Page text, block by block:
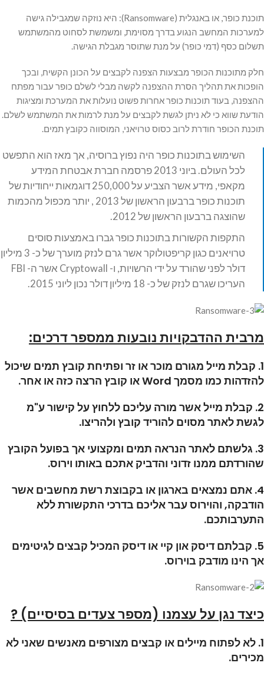
תוכנת כופר, או באנגלית (Ransomware): היא נוזקה שמגבילה גישה
למערכות המחשב הנגוע בדרך מסוימת, ומשמשת לסחוט מהמשתמש
תשלום כסף (דמי כופר) על מנת שתוסר מגבלת הגישה.
חלק מתוכנות הכופר מבצעות הצפנה לקבצים על הכונן הקשיח, ובכך
הופכות את תהליך הסרת ההצפנה לקשה מבלי לשלם כופר עבור מפתח
ההצפנה, בעוד תוכנות כופר אחרות פשוט נועלות את המערכת ומציגות
הודעת שווא כי לא ניתן לגשת לקבצים על מנת לרמות את המשתמש לשלם.
תוכנת הכופר חודרת לרוב כסוס טרויאני, המוסווה כקובץ תמים.
השימוש בתוכנות כופר היה נפוץ ברוסיה, אך מאז הוא התפשט
לכל העולם. ביוני 2013 פרסמה חברת אבטחת המידע
מקאפי, מידע אשר הצביע על 250,000 דוגמאות ייחודיות של
תוכנות כופר ברבעון הראשון של 2013 , יותר מכפול מהכמות
שהוצגה ברבעון הראשון של 2012.
התקפות הקשורות בתוכנות כופר גברו באמצעות סוסים
טרויאנים כגון קריפטולוקר אשר גרם לנזק מוערך של כ- 3 מיליון
דולר לפני שהורד על ידי הרשויות, ו- Cryptowall אשר ה- FBI
העריכו שגרם לנזק של כ- 18 מיליון דולר נכון ליוני 2015.
מרבית ההדבקויות נובעות ממספר דרכים:
1. קבלת מייל מגורם מוכר או זר ופתיחת קובץ תמים שיכול
להזדהות כמו מסמך Word או קובץ הרצה כזה או אחר.
2. קבלת מייל אשר מורה עליכם ללחוץ על קישור ע"מ
לגשת לאתר מסוים להוריד קובץ ולהריצו.
3. גלשתם לאתר הנראה תמים ומקצועי אך בפועל הקובץ
שהורדתם ממנו זדוני והדביק אתכם באותו וירוס.
4. אתם נמצאים בארגון או בקבוצת רשת מחשבים אשר
הודבקה, והוירוס עבר אליכם בדרכי התקשורת ללא
התערבותכם.
5. קבלתם דיסק און קיי או דיסק המכיל קבצים לגיטימים
אך הינו מודבק בוירוס.
כיצד נגן על עצמנו (מספר צעדים בסיסיים) ?
1. לא לפתוח מיילים או קבצים מצורפים מאנשים שאני לא
מכירים.